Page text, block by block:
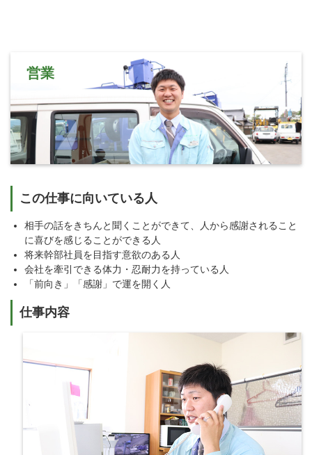
営業
この仕事に向いている人
相手の話をきちんと聞くことができて、人から感謝されること
に喜びを感じることができる人
将来幹部社員を目指す意欲のある人
会社を牽引できる体力・忍耐力を持っている人
「前向き」「感謝」で運を開く人
仕事内容